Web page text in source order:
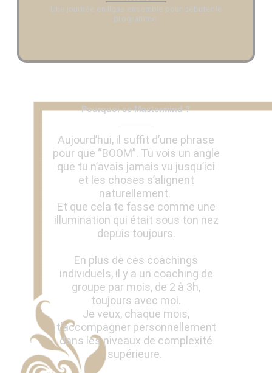
Une journée en ligne ensemble pour débuter le
programme.
Pourquoi ce Mastermind ?
Aujourd’hui, il suffit d’une phrase
pour que “BOOM”. Tu vois un angle
que tu n’avais jamais vu jusqu’ici
et les choses s’alignent
naturellement.
Et que cela te fasse comme une
illumination qui était sous ton nez
depuis toujours.
En plus de ces coachings
individuels, il y a un coaching de
groupe par mois, de 2 à 3h,
toujours avec moi.
Je veux, chaque mois,
t’accompagner personnellement
dans les niveaux de complexité
supérieure.